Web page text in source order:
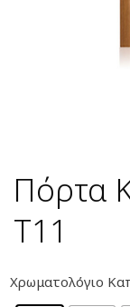
Πόρτα
T11
Χρωματολόγιο